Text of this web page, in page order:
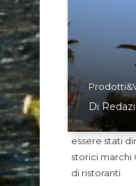
Di
essere stati
storici marchi
di ristoranti.